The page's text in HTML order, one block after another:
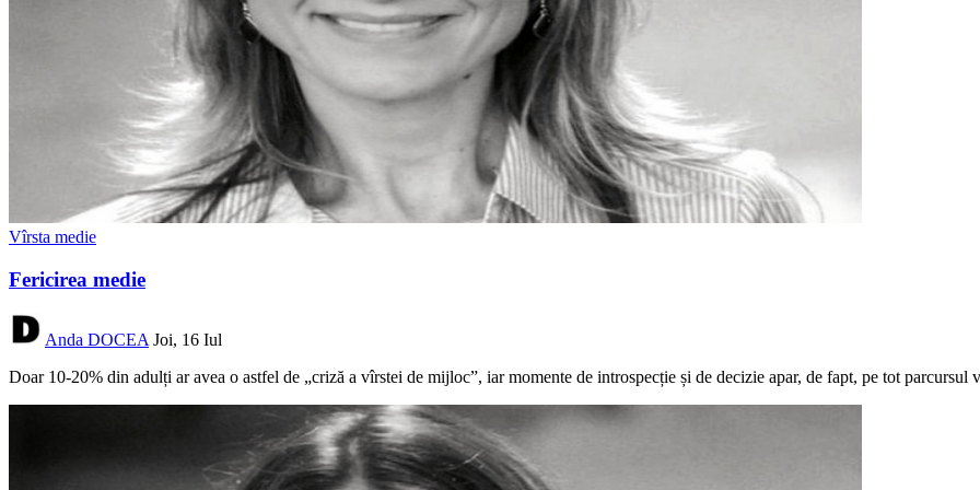
Vîrsta medie
Fericirea medie
Anda DOCEA Joi, 16 Iul
Doar 10-20% din adulți ar avea o astfel de „criză a vîrstei de mijloc”, iar momente de introspecție și de decizie apar, de fapt, pe tot parcursul